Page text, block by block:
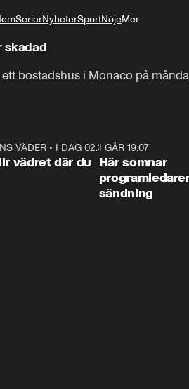
SerierNyheterSportNöjeMer
skadad
1:06
VÄDER• I DAG 02:30
vädret där du
I GÅR 19:07
Här somnar
sändning